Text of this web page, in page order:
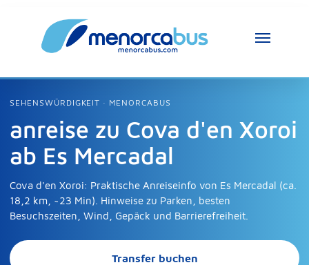
SEHENSWÜRDIGKEIT · MENORCABUS
anreise zu Cova d'en Xoroi
ab Es Mercadal
Cova d'en Xoroi: Praktische Anreiseinfo von Es Mercadal (ca.
18,2 km, ~23 Min). Hinweise zu Parken, besten
Besuchszeiten, Wind, Gepäck und Barrierefreiheit.
Transfer buchen